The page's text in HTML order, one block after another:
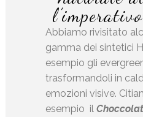
Abbiamo rivisitato
gamma dei sintetici
esempio gli
trasformandoli in
emozioni visive.
esempio il